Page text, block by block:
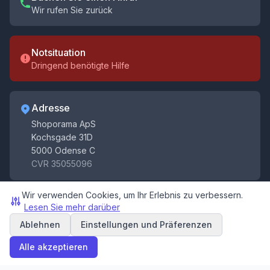
Wir rufen Sie zurück
Notsituation
Dringend benötigte Hilfe
Adresse
Shoporama ApS
Kochsgade 31D
5000 Odense C
CVR 35055096
© 2026 Shoporama ApS. Alle Rechte vorbehalten.
Bedingungen und
Holen Sie sich Tipps für Ihren Webshop
Erhalten Sie Tipps, Neuigkeiten und Aktualisierungen
zum elektronischen Handel
Mit der Anmeldung erklären Sie sich mit unseren
Bedingungen
undDatenschutzbestimmungen
können sich jederzeit wieder abmelden.
Wir verwenden Cookies, um Ihr Erlebnis zu verbessern.
Lesen Sie mehr darüber
Ablehnen
Einstellungen und Präferenzen
Alle akzeptieren